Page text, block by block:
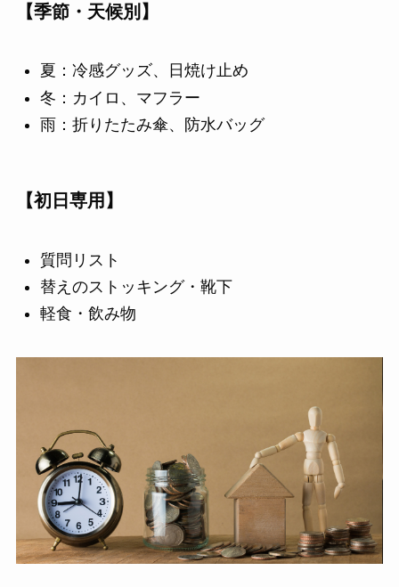
【季節・天候別】
夏：冷感グッズ、日焼け止め
冬：カイロ、マフラー
雨：折りたたみ傘、防水バッグ
【初日専用】
質問リスト
替えのストッキング・靴下
軽食・飲み物